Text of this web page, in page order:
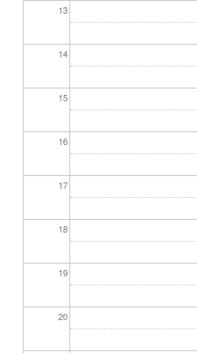
13
14
15
16
17
18
19
20